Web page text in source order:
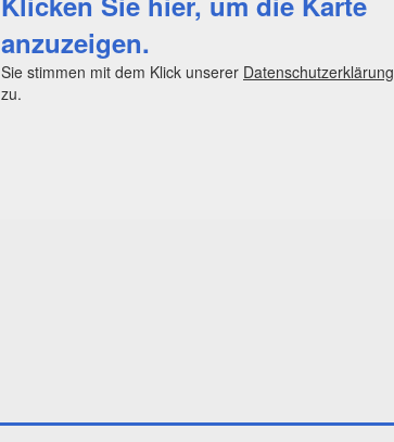
anzuzeigen.
Sie stimmen mit dem Klick unserer Datenschutzerklärung
zu.